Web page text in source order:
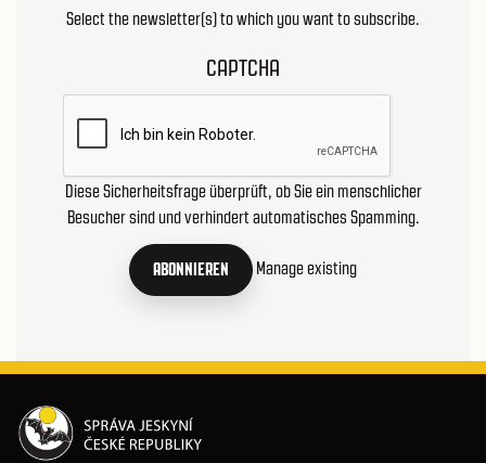
Select the newsletter(s) to which you want to subscribe.
CAPTCHA
Diese Sicherheitsfrage überprüft, ob Sie ein menschlicher
Besucher sind und verhindert automatisches Spamming.
ABONNIEREN Manage existing